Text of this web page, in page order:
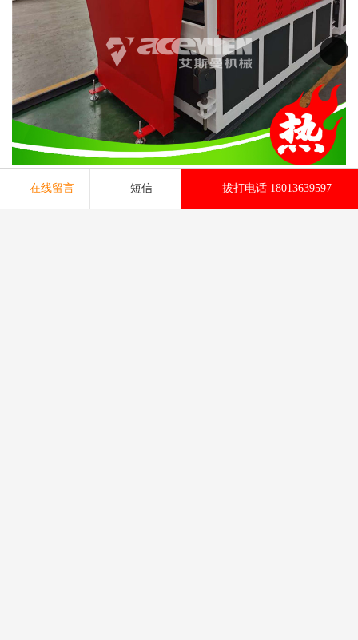
防火 可耐800℃以上的高温。经测试，耐火性能完全符合即将推出
的防火门新标准。隔热效果远高于传统工艺生产的防火门，隔热性
在线留言 短信 拔打电话 18013639597